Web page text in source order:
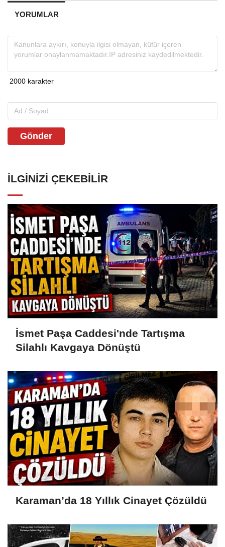
YORUMLAR
Gönder
İLGINIZI ÇEKEBILIR
İsmet Paşa Caddesi'nde Tartışma
Silahlı Kavgaya Dönüştü
Karaman’da 18 Yıllık Cinayet Çözüldü